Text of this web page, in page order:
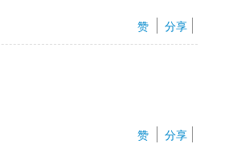
赞
分享
赞
分享